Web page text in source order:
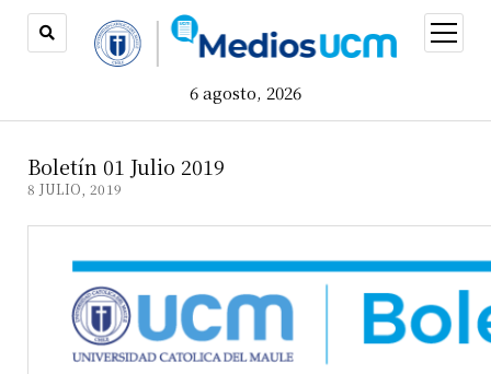
6 agosto, 2026
open
menu
Boletín 01 Julio 2019
8 JULIO, 2019